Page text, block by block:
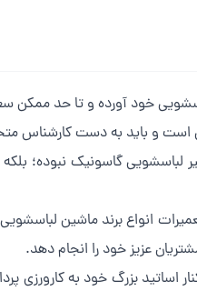
خود آورده و تا حد ممکن
است و باید به دست کارشناس
لباسشویی گاسونیک نبوده؛
عزیز خود را انجام دهد.
بزرگ خود به کارورزی